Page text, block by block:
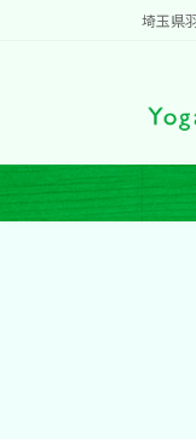
ツ
へ
ス
シ
ョ
ン
埼玉県